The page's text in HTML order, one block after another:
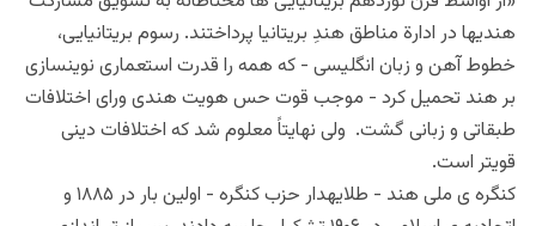
هندیها در ادارة مناطق هندِ بریتانیا پرداختند. رسوم بریتانیایی،
خطوط آهن و زبان انگلیسی -‏ که همه را قدرت استعماری نوین‏سازی
بر هند تحمیل کرد -‏ موجب قوت حس هویت هندی ورای اختلافات
طبقاتی و زبانی گشت. ولی نهایتاً معلوم شد که اختلافات دینی
قویتر است.
کنگره ی ملی هند -‏ طلایه‏دار حزب کنگره -‏ اولین بار در ۱۸۸۵ و